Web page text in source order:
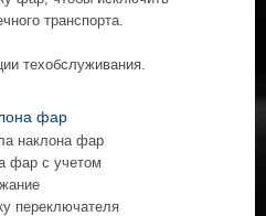
транспорта.
техобслуживания.
фар
наклона фар
фар с учетом
переключателя